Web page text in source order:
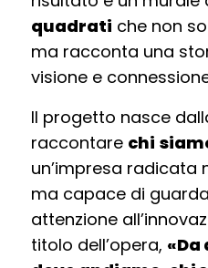
quadrati che non
ma racconta una
visione e
Il progetto nasce
raccontare chi
un’impresa radicata
ma capace di
attenzione
titolo dell’opera,